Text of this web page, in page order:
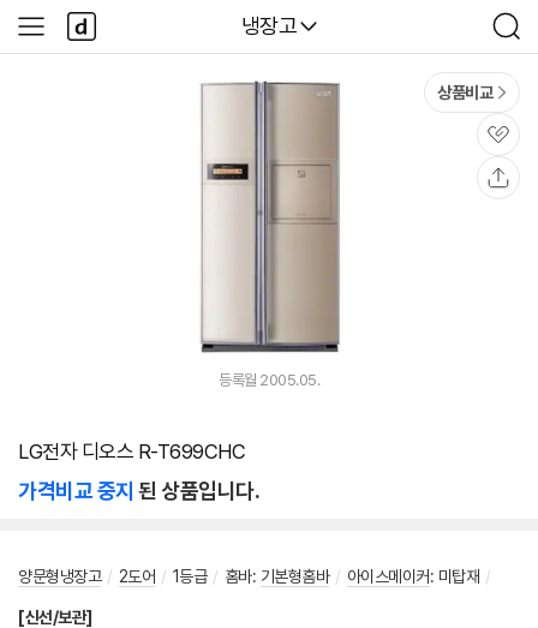
다나와
냉장고
검
색
사
이
다
나
와
상품비교
관
심
등록월 2005.05.
LG전자 디오스 R-T699CHC
가격비교 중지 된 상품입니다.
양문형냉장고 / 2도어 / 1등급 / 홈바: 기본형홈바 / 아이스메이커: 미탑재 /
[신선/보관]